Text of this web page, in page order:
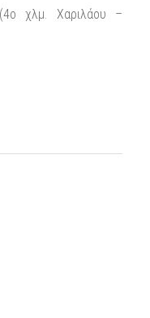
χλμ. Χαριλάου –